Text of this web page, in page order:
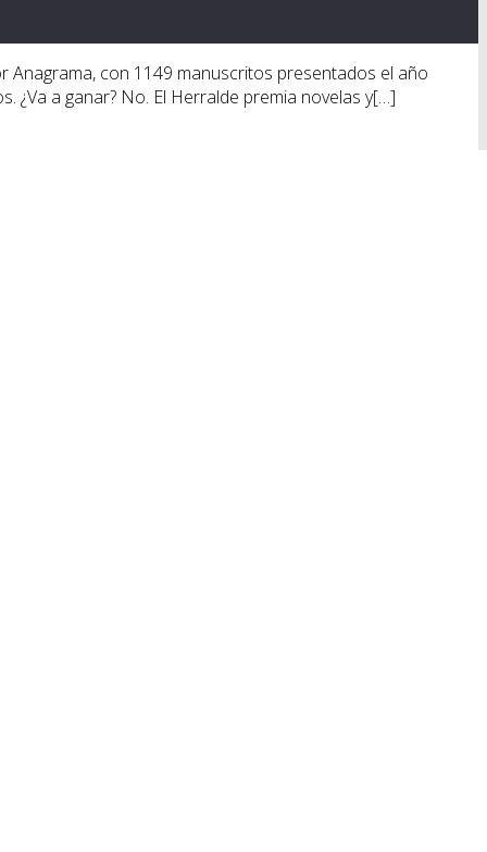
Anagrama, con 1149 manuscritos presentados el año
¿Va a ganar? No. El Herralde premia novelas y[…]